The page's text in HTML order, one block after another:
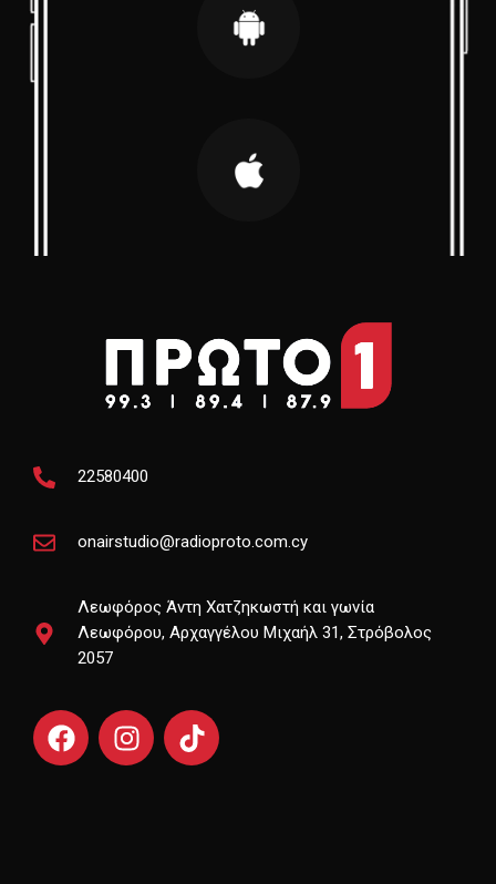
22580400
onairstudio@radioproto.com.cy
Λεωφόρος Άντη Χατζηκωστή και γωνία
Λεωφόρου, Αρχαγγέλου Μιχαήλ 31, Στρόβολος
2057